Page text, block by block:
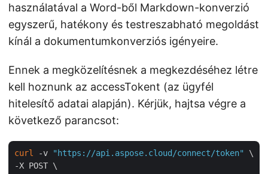
használatával a Word-ből Markdown-konverzió
egyszerű, hatékony és testreszabható megoldást
kínál a dokumentumkonverziós igényeire.
Ennek a megközelítésnek a megkezdéséhez létre
kell hoznunk az accessTokent (az ügyfél
hitelesítő adatai alapján). Kérjük, hajtsa végre a
következő parancsot:
curl -v "https://api.aspose.cloud/connect/token"
\
-X POST \